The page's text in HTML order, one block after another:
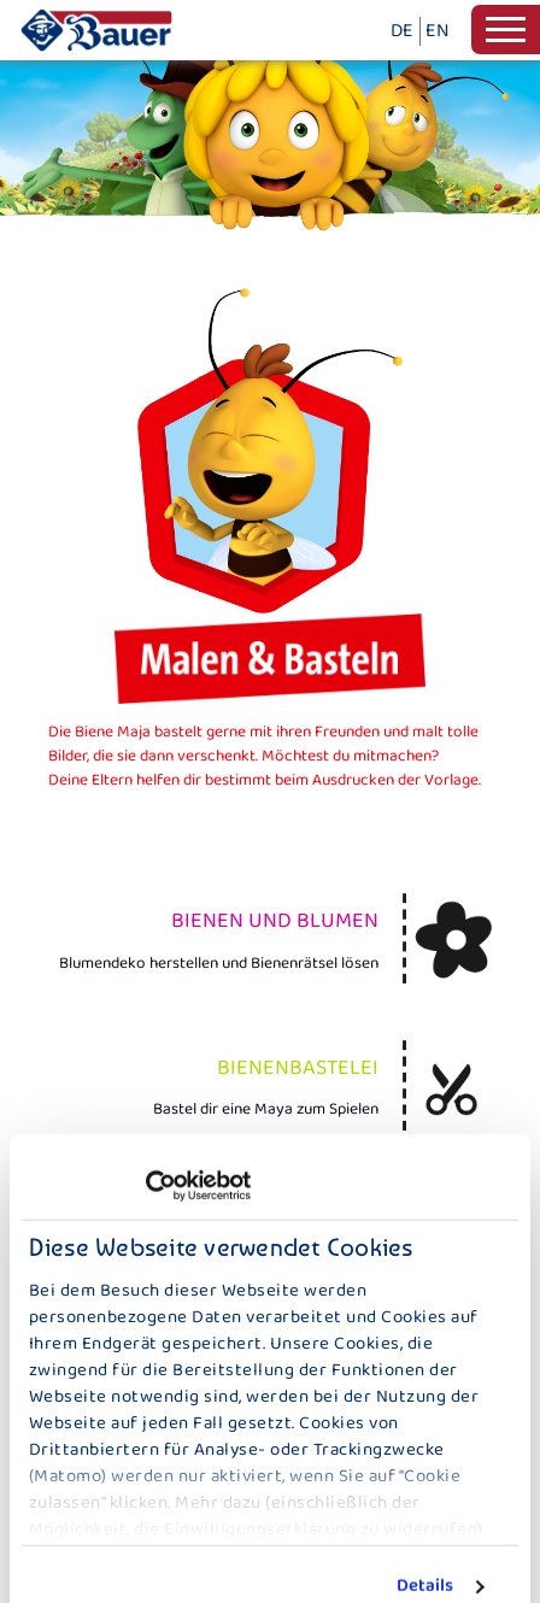
Diese Webseite verwendet Cookies
Bei dem Besuch dieser Webseite werden
personenbezogene Daten verarbeitet und Cookies auf
Ihrem Endgerät gespeichert. Unsere Cookies, die
zwingend für die Bereitstellung der Funktionen der
Webseite notwendig sind, werden bei der Nutzung der
Webseite auf jeden Fall gesetzt. Cookies von
Drittanbiertern für Analyse- oder Trackingzwecke
(Matomo) werden nur aktiviert, wenn Sie auf "Cookie
zulassen" klicken. Mehr dazu (einschließlich der
Möglichkeit, die Einwilligungserklärung zu widerrufen)
erfahren Sie in unsererDatenschutzerklärung.
Details
DE EN
Die Biene Maja bastelt gerne mit ihren Freunden und malt tolle
Bilder, die sie dann verschenkt. Möchtest du mitmachen?
Deine Eltern helfen dir bestimmt beim Ausdrucken der Vorlage.
BIENEN UND BLUMEN
Blumendeko herstellen und Bienenrätsel lösen
BIENENBASTELEI
Bastel dir eine Maya zum Spielen
DEN BIENEN HELFEN
Hier findest du Ausmalbilder und Anleitungen
für ein Bienenhotel
DIE BIENEN
Möchtest du wie eine Biene sehen?
Bastel ein Bienenauge.